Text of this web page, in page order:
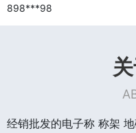
898***98
经销批发的电子称 称架